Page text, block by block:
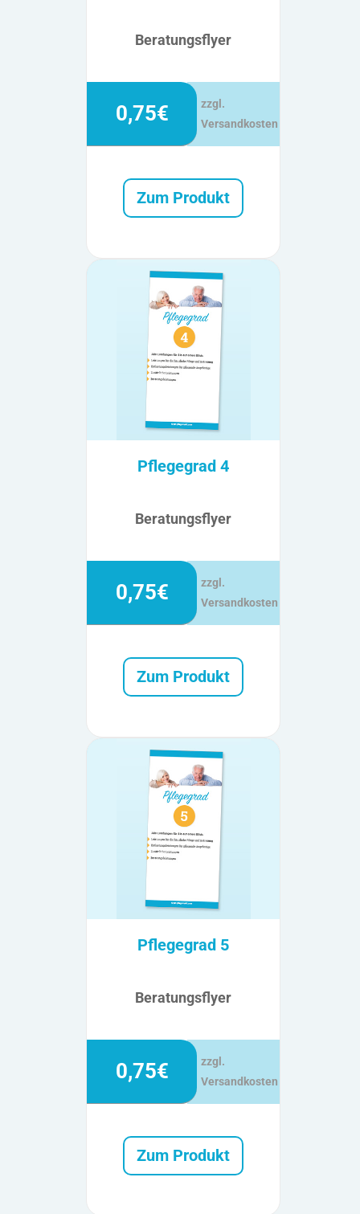
Beratungsflyer
0,75€
zzgl.
Versandkosten
Zum Produkt
Pflegegrad 4
Beratungsflyer
0,75€
zzgl.
Versandkosten
Zum Produkt
Pflegegrad 5
Beratungsflyer
0,75€
zzgl.
Versandkosten
Zum Produkt